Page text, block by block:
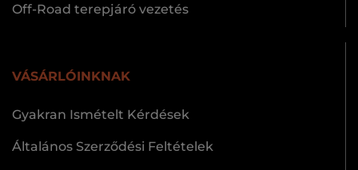
Off-Road terepjáró vezetés
VÁSÁRLÓINKNAK
Gyakran Ismételt Kérdések
Általános Szerződési Feltételek